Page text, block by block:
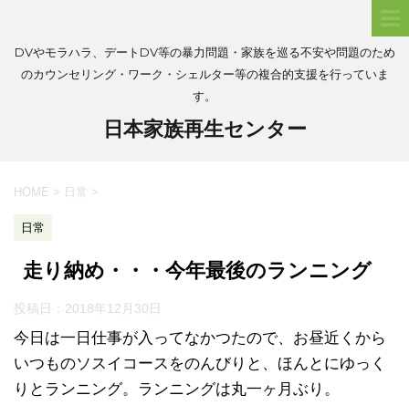
DVやモラハラ、デートDV等の暴力問題・家族を巡る不安や問題のため
のカウンセリング・ワーク・シェルター等の複合的支援を行っていま
す。
日本家族再生センター
HOME > 日常 >
日常
走り納め・・・今年最後のランニング
投稿日： 2018年12月30日
今日は一日仕事が入ってなかつたので、お昼近くから
いつものソスイコースをのんびりと、ほんとにゆっく
りとランニング。ランニングは丸一ヶ月ぶり。